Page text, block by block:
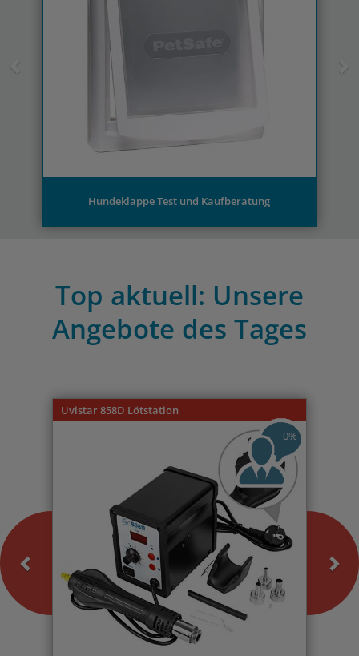
Hundeklappe Test und Kaufberatung
Top aktuell: Unsere
Angebote des Tages
Uvistar 858D Lötstation
-0%